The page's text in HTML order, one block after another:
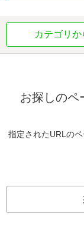
カテゴリか
お探しのペ
指定されたURLの